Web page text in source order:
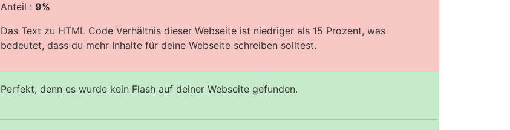
Anteil : 9%
Das Text zu HTML Code Verhältnis dieser Webseite ist niedriger als 15 Prozent, was
bedeutet, dass du mehr Inhalte für deine Webseite schreiben solltest.
Perfekt, denn es wurde kein Flash auf deiner Webseite gefunden.